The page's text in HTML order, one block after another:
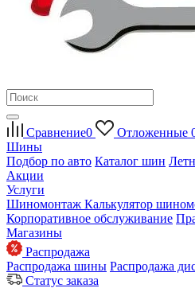
Сравнение0 Отложенные
Шины
Подбор по авто Каталог шин
Акции
Услуги
Шиномонтаж Калькулятор
Корпоративное обслуживание
Магазины
Распродажа
Распродажа шины Распродажа
Статус заказа